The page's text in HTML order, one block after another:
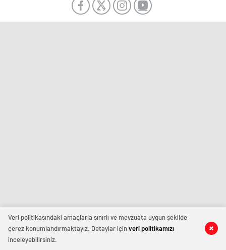
Veri politikasındaki amaçlarla sınırlı ve mevzuata uygun şekilde
çerez konumlandırmaktayız. Detaylar içinveri politikamızı
inceleyebilirsiniz.